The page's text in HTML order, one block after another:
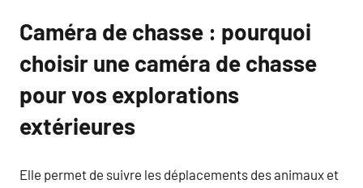
Caméra de chasse : pourquoi
choisir une caméra de chasse
pour vos explorations
extérieures
Elle permet de suivre les déplacements des animaux et